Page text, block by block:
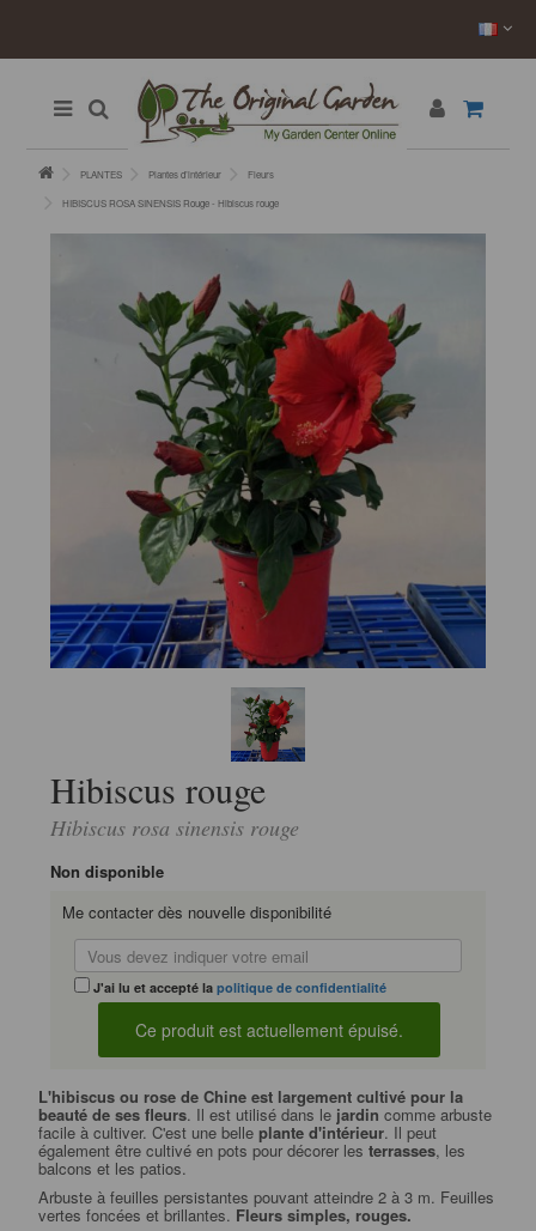
PLANTES Plantes d’intérieur Fleurs
HIBISCUS ROSA SINENSIS Rouge - Hibiscus rouge
Hibiscus rouge
Hibiscus rosa sinensis rouge
Non disponible
Me contacter dès nouvelle disponibilité
J'ai lu et accepté lapolitique de confidentialité
L'hibiscus ou rose de Chine est largement cultivé pour la
beauté de ses fleurs. Il est utilisé dans le jardin comme arbuste
facile à cultiver. C'est une belleplante d'intérieur. Il peut
également être cultivé en pots pour décorer lesterrasses, les
balcons et les patios.
Arbuste à feuilles persistantes pouvant atteindre 2 à 3 m. Feuilles
vertes foncées et brillantes. Fleurs simples, rouges.